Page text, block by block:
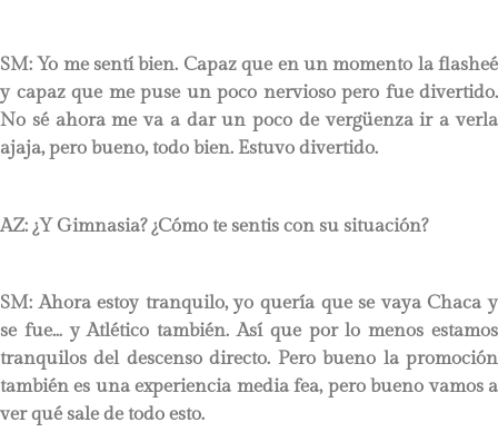
SM: Yo me sentí bien. Capaz que en un momento la flasheé
y capaz que me puse un poco nervioso pero fue divertido.
No sé ahora me va a dar un poco de vergüenza ir a verla
ajaja, pero bueno, todo bien. Estuvo divertido.
AZ: ¿Y Gimnasia? ¿Cómo te sentis con su situación?
SM: Ahora estoy tranquilo, yo quería que se vaya Chaca y
se fue… y Atlético también. Así que por lo menos estamos
tranquilos del descenso directo. Pero bueno la promoción
también es una experiencia media fea, pero bueno vamos a
ver qué sale de todo esto.